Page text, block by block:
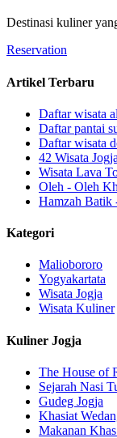
Destinasi kuliner
Reservation
Artikel Terbaru
Daftar wisata
Daftar pantai
Daftar wisata
42 Wisata
Wisata Lava
Oleh - Oleh
Hamzah Batik
Kategori
Maliobororo
Yogyakartata
Wisata Jogja
Wisata Kuliner
Kuliner Jogja
The House of
Sejarah Nasi
Gudeg Jogja
Khasiat
Makanan